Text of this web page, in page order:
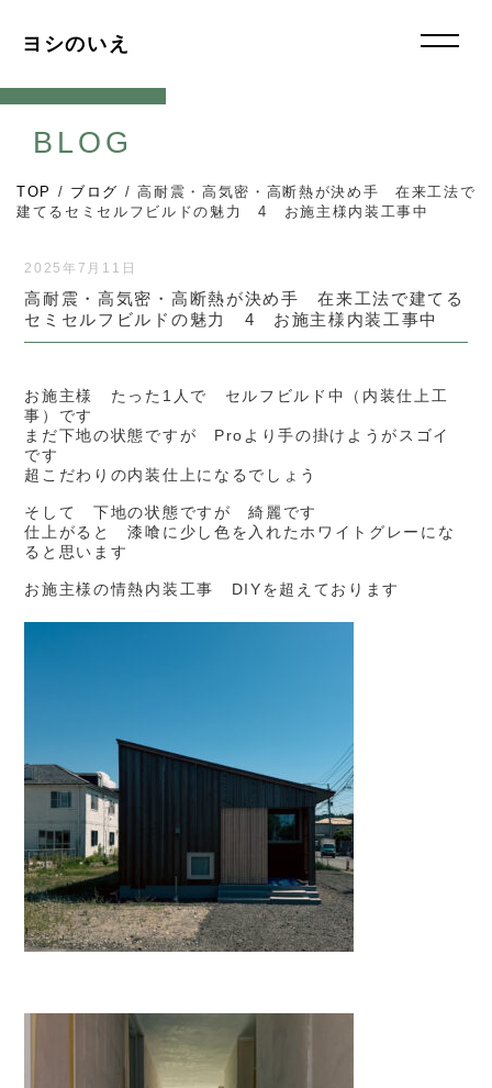
ヨシのいえ
BLOG
TOP / ブログ / 高耐震・高気密・高断熱が決め手 在来工法で
建てるセミセルフビルドの魅力 4 お施主様内装工事中
2025年7月11日
高耐震・高気密・高断熱が決め手 在来工法で建てる
セミセルフビルドの魅力 4 お施主様内装工事中
お施主様 たった1人で セルフビルド中（内装仕上工
事）です
まだ下地の状態ですが Proより手の掛けようがスゴイ
です
超こだわりの内装仕上になるでしょう
そして 下地の状態ですが 綺麗です
仕上がると 漆喰に少し色を入れたホワイトグレーにな
ると思います
お施主様の情熱内装工事 DIYを超えております